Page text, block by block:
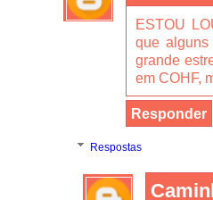
ESTOU
que
grande
em COHF,
Responder
Respostas